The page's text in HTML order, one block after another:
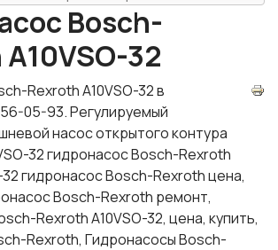
Bosch-
32
Rexroth A10VSO-32 в
05-93. Регулируемый
насос открытого контура
32 гидронасос Bosch-Rexroth
32 гидронасос Bosch-Rexroth цена,
Bosch-Rexroth ремонт,
Rexroth A10VSO-32, цена, купить,
Rexroth, Гидронасосы Bosch-